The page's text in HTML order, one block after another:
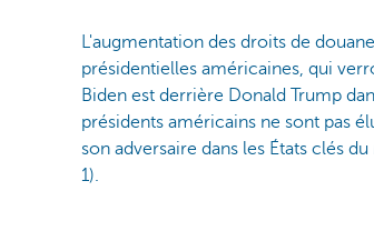
L'augmentation des droits de
présidentielles américaines, qui
Biden est derrière Donald Trump
présidents américains ne sont pas
son adversaire dans les États clés
1).